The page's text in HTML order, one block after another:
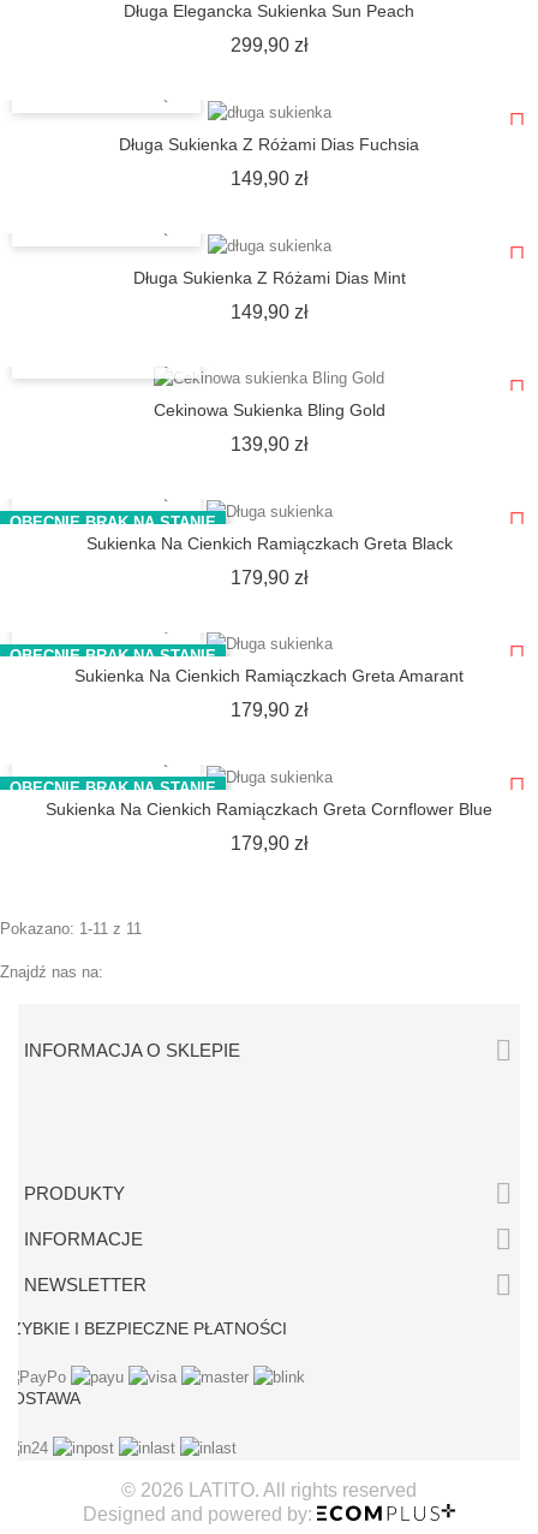
Długa Elegancka Sukienka Sun Peach
299,90 złCena
Długa Sukienka Z Różami Dias Fuchsia
149,90 złCena
Długa Sukienka Z Różami Dias Mint
149,90 złCena
Cekinowa Sukienka Bling Gold
139,90 złCena
OBECNIE BRAK NA STANIE
Sukienka Na Cienkich Ramiączkach Greta Black
179,90 złCena
OBECNIE BRAK NA STANIE
Sukienka Na Cienkich Ramiączkach Greta Amarant
179,90 złCena
OBECNIE BRAK NA STANIE
Sukienka Na Cienkich Ramiączkach Greta Cornflower Blue
179,90 złCena
Pokazano: 1-11 z 11
Znajdź nas na:
INFORMACJA O SKLEPIE 
PRODUKTY 
INFORMACJE 
NEWSLETTER 
SZYBKIE I BEZPIECZNE PŁATNOŚCI
DOSTAWA
© 2026 LATITO. All rights reserved
Designed and powered by: